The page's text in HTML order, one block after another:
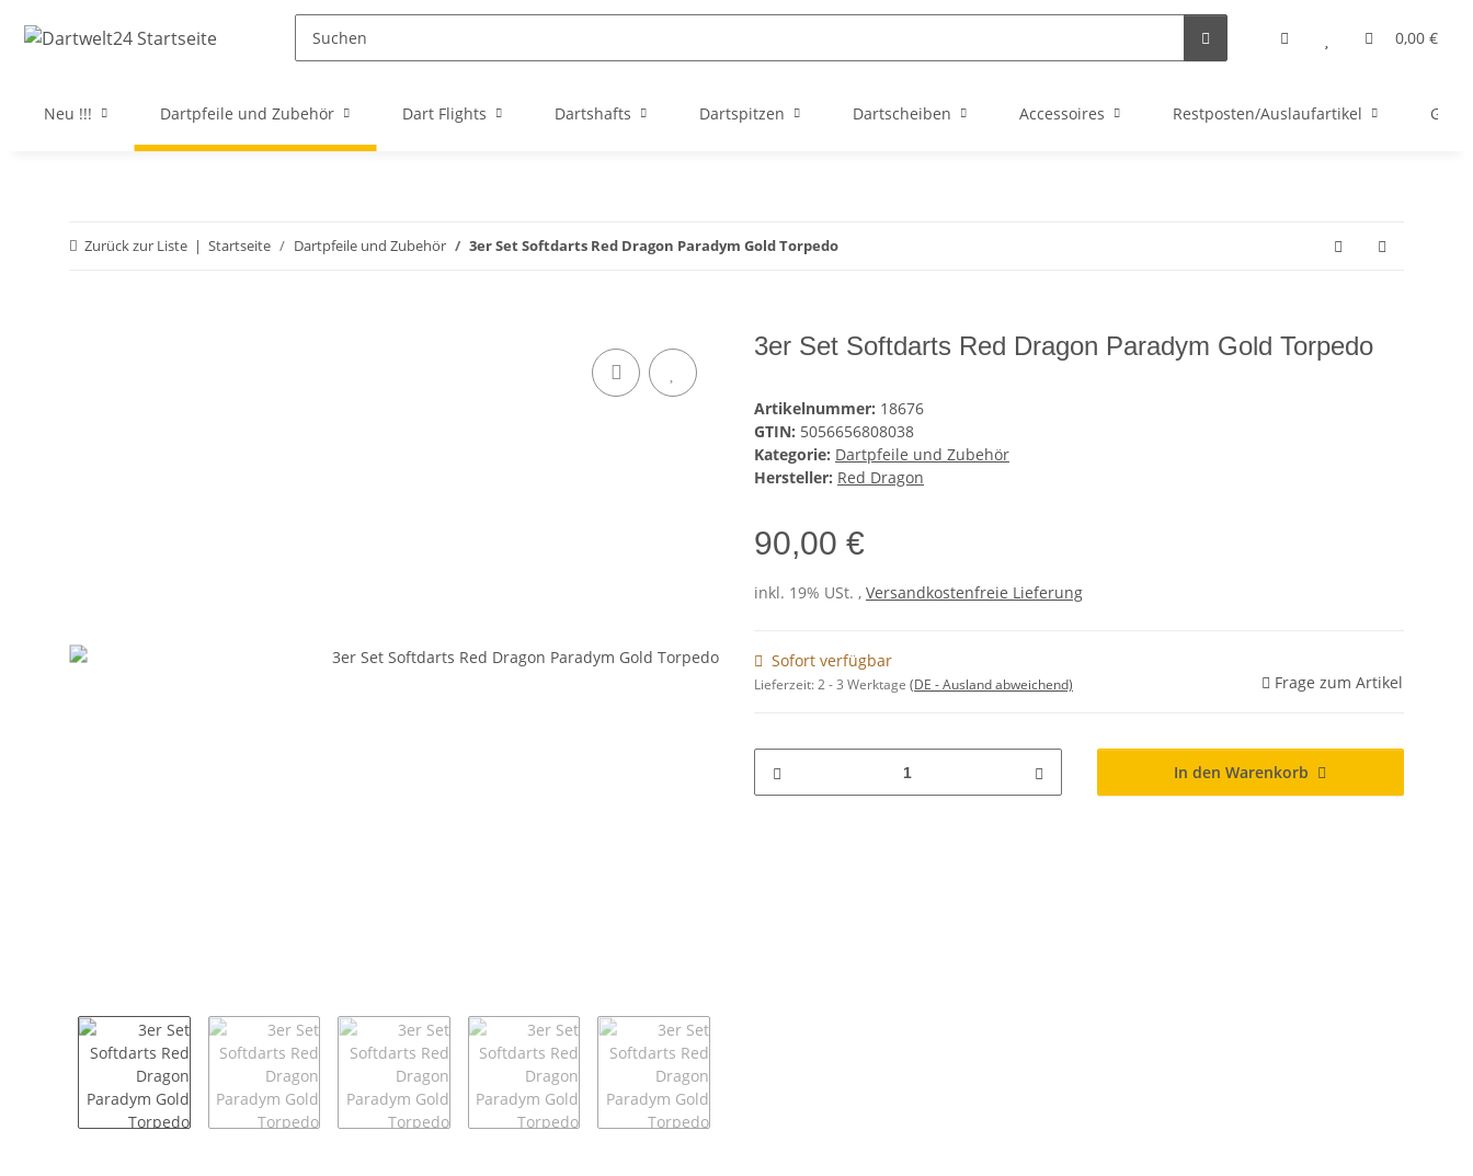
0,00 €
Neu !!! Dartpfeile und Zubehör Dart Flights Dartshafts Dartspitzen Dartscheiben Accessoires Restposten/Auslaufartikel
Zurück zur Liste Startseite Dartpfeile und Zubehör 3er Set Softdarts Red Dragon Paradym Gold Torpedo
3er Set Softdarts Red Dragon Paradym Gold Torpedo
Artikelnummer: 18676
GTIN: 5056656808038
Kategorie: Dartpfeile und Zubehör
Hersteller: Red Dragon
90,00 €
inkl. 19% USt. , Versandkostenfreie Lieferung
Sofort verfügbar
Lieferzeit:2 - 3 Werktage (DE - Ausland abweichend) Frage zum Artikel
In den Warenkorb